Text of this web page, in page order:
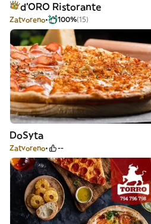
d’ORO Ristorante
Zatvoreno 100%(15)
DoSyta
Zatvoreno --